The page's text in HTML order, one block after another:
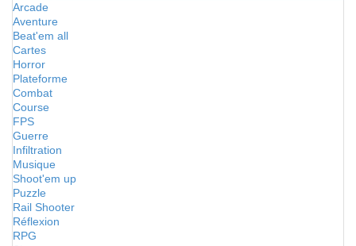
Arcade
Aventure
Beat'em all
Cartes
Horror
Plateforme
Combat
Course
FPS
Guerre
Infiltration
Musique
Shoot'em up
Puzzle
Rail Shooter
Réflexion
RPG